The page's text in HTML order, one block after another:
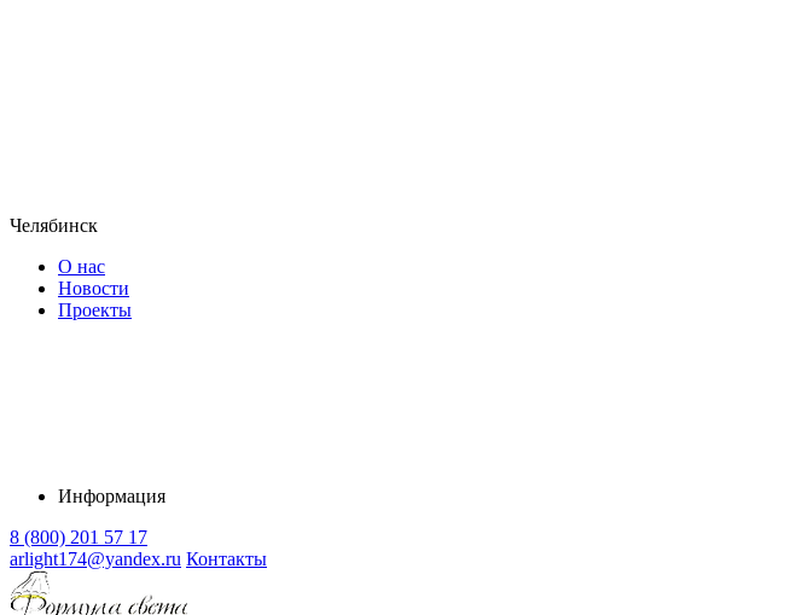
Челябинск
О нас
Новости
Проекты
Информация
8 (800) 201 57 17
arlight174@yandex.ru Контакты